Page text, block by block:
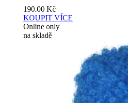
190.00 Kč
KOUPIT VÍCE
Online only
na skladě